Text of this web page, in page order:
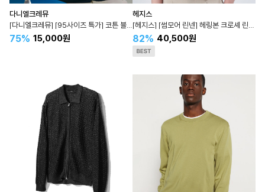
다니엘크레뮤
75% 15,000원
헤지스
82% 40,500원